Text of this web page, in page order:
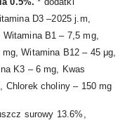
D3 –2025 j.m,
B1 – 7,5 mg,
Witamina B12 – 45 μg,
K3 – 6 mg, Kwas
Chlorek choliny – 150 mg
surowy 13.6%,